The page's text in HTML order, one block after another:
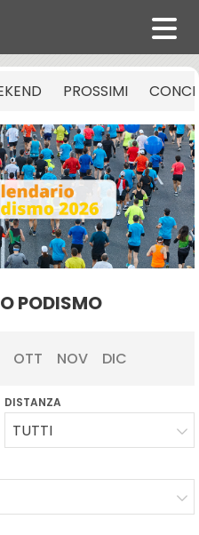
PROSSIMI
PODISMO
OTT NOV DIC
DISTANZA
TUTTI